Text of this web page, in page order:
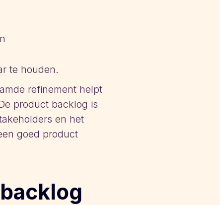
te houden.
refinement helpt
product backlog is
en het
goed product